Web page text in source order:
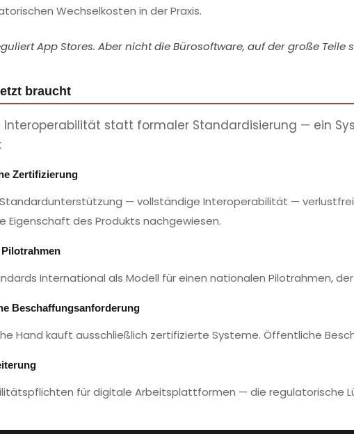
Wechselkosten in der Praxis.
App Stores. Aber nicht die Bürosoftware, auf der große Teile
braucht
Interoperabilität statt formaler Standardisierung — ein
Zertifizierung
— vollständige Interoperabilität —
Eigenschaft des Produkts nachgewiesen.
International als Modell für einen nationalen Pilotrahmen,
Beschaffungsanforderung
Hand kauft ausschließlich zertifizierte Systeme. Öffentliche
für digitale Arbeitsplattformen — die regulatorische